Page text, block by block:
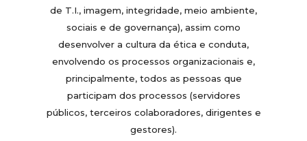
de T.I., imagem, integridade, meio ambiente,
sociais e de governança), assim como
desenvolver a cultura da ética e conduta,
envolvendo os processos organizacionais e,
principalmente, todos as pessoas que
participam dos processos (servidores
públicos, terceiros colaboradores, dirigentes e
gestores).